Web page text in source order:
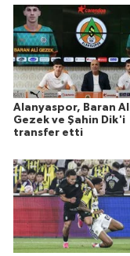
Alanyaspor, Baran
Gezek ve Şahin Dik'i
transfer etti